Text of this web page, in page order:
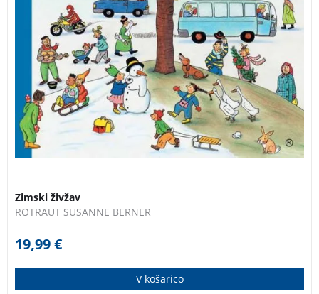
Zimski živžav
ROTRAUT SUSANNE BERNER
19,99€
V košarico